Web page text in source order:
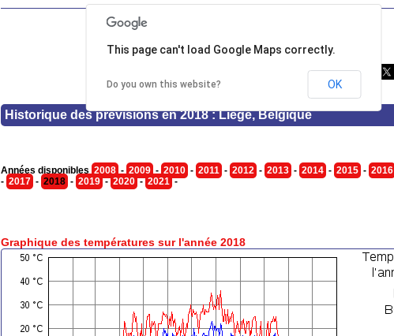
Historique des prévisions en 2018 : Liege, Belgique
Années disponibles 2008 - 2009 - 2010 - 2011 - 2012 - 2013 - 2014 - 2015 - 2016
- 2017 - 2018 - 2019 - 2020 - 2021 -
Graphique des températures sur l'année 2018
This page can't load Google Maps correctly.
Do you own this website? OK